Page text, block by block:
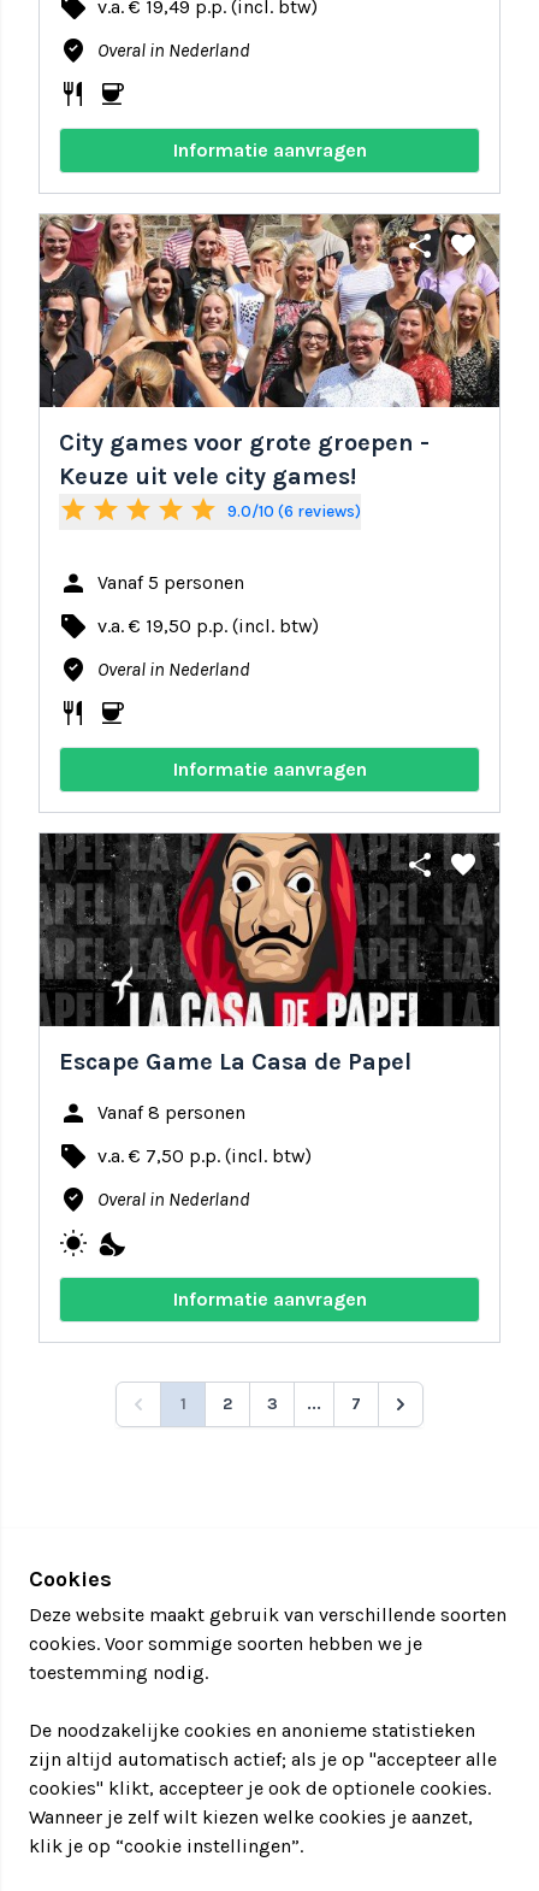
local_offer v.a. € 19,49 p.p. (incl. btw)
where_to_vote Overal in Nederland
restaurant coffee
Informatie aanvragen
share favorite
City games voor grote groepen -
Keuze uit vele city games!
star star star star star 9.0/10 (6 reviews)
person Vanaf 5 personen
local_offer v.a. € 19,50 p.p. (incl. btw)
where_to_vote Overal in Nederland
restaurant coffee
Informatie aanvragen
share favorite
Escape Game La Casa de Papel
person Vanaf 8 personen
local_offer v.a. € 7,50 p.p. (incl. btw)
where_to_vote Overal in Nederland
wb_sunny nights_stay
Informatie aanvragen
1 2 3 ... 7
Cookies
Deze website maakt gebruik van verschillende soorten
cookies. Voor sommige soorten hebben we je
toestemming nodig.
De noodzakelijke cookies en anonieme statistieken
zijn altijd automatisch actief; als je op "accepteer alle
cookies" klikt, accepteer je ook de optionele cookies.
Wanneer je zelf wilt kiezen welke cookies je aanzet,
klik je op “cookie instellingen”.